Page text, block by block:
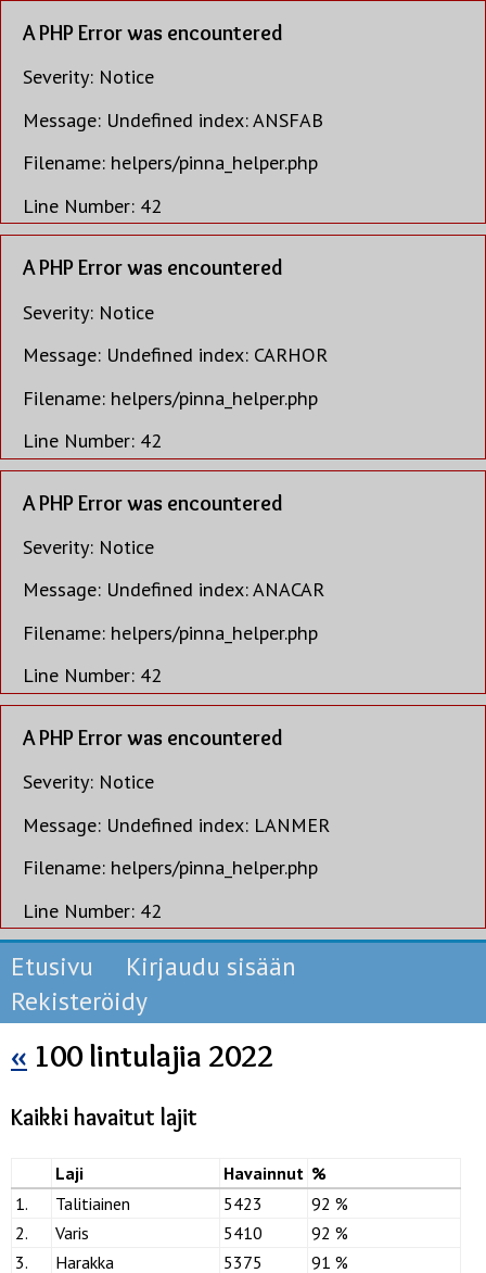
A PHP Error was encountered
Severity: Notice
Message: Undefined index: ANSFAB
Filename: helpers/pinna_helper.php
Line Number: 42
A PHP Error was encountered
Severity: Notice
Message: Undefined index: CARHOR
Filename: helpers/pinna_helper.php
Line Number: 42
A PHP Error was encountered
Severity: Notice
Message: Undefined index: ANACAR
Filename: helpers/pinna_helper.php
Line Number: 42
A PHP Error was encountered
Severity: Notice
Message: Undefined index: LANMER
Filename: helpers/pinna_helper.php
Line Number: 42
Etusivu
Kirjaudu sisään
Rekisteröidy
« 100 lintulajia 2022
Kaikki havaitut lajit
Laji Havainnut %
1.
Talitiainen 5423
92 %
2.
Varis 5410
92 %
3.
Harakka 5375
91 %